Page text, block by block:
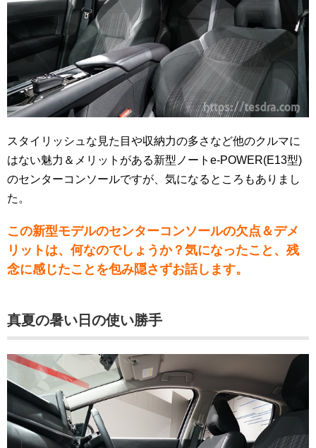
スタイリッシュな見た目や収納力の多さなど他のクルマに
はない魅力＆メリットがある新型ノートe-POWER(E13型)
のセンターコンソールですが、気になるところもありまし
た。
この新型モデルのセンターコンソールの欠点＆デメ
リットは、何なのでしょうか？気になったこと、残
念に感じたことを包み隠さずお話します。
真夏の暑い日の使い勝手